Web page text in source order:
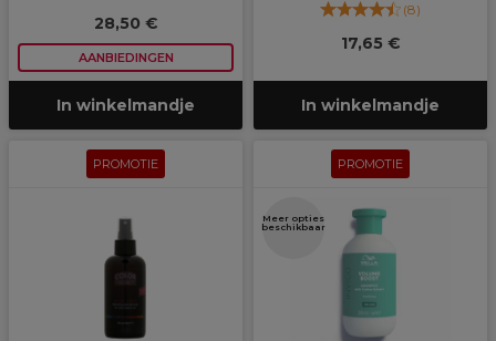
28,50 €
AANBIEDINGEN
In winkelmandje
(8)
17,65 €
In winkelmandje
PROMOTIE PROMOTIE
Meer opties
beschikbaar